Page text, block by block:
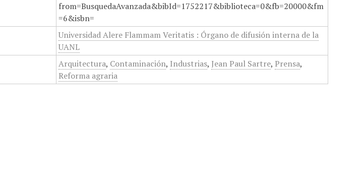
from=BusquedaAvanzada&bibId=1752217&biblioteca=0&fb=20000&fm
=6&isbn=
Universidad Alere Flammam Veritatis : Órgano de difusión interna de la
UANL
Arquitectura, Contaminación, Industrias, Jean Paul Sartre, Prensa,
Reforma agraria